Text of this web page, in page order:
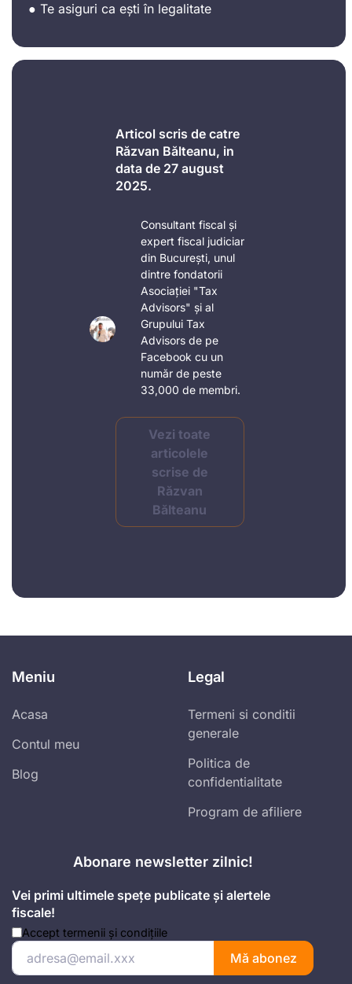
● Te asiguri ca ești în legalitate
Articol scris de catre
Răzvan Bălteanu, in
data de 27 august
2025.
Consultant fiscal și
expert fiscal judiciar
din București, unul
dintre fondatorii
Asociației "Tax
Advisors" și al
Grupului Tax
Advisors de pe
Facebook cu un
număr de peste
33,000 de membri.
Vezi toate
articolele
scrise de
Răzvan
Bălteanu
Meniu
Acasa
Contul meu
Blog
Legal
Termeni si conditii
generale
Politica de
confidentialitate
Program de afiliere
Abonare newsletter zilnic!
Vei primi ultimele spețe publicate și alertele
fiscale!
Accept termenii și condițiile
Mă abonez